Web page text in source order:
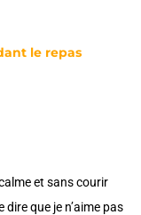
le repas
et sans courir
que je n’aime pas